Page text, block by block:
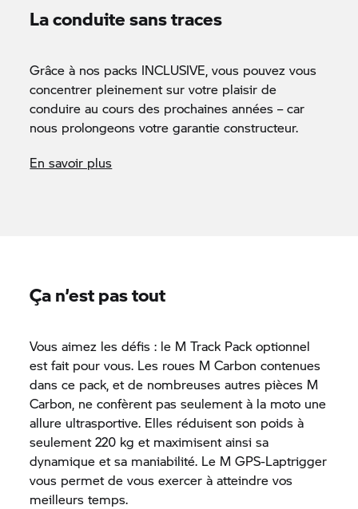
La conduite sans traces
Grâce à nos packs INCLUSIVE, vous pouvez vous
concentrer pleinement sur votre plaisir de
conduire au cours des prochaines années – car
nous prolongeons votre garantie constructeur.
En savoir plus
Ça n’est pas tout
Vous aimez les défis : le M Track Pack optionnel
est fait pour vous. Les roues M Carbon contenues
dans ce pack, et de nombreuses autres pièces M
Carbon, ne confèrent pas seulement à la moto une
allure ultrasportive. Elles réduisent son poids à
seulement 220 kg et maximisent ainsi sa
dynamique et sa maniabilité. Le M GPS-Laptrigger
vous permet de vous exercer à atteindre vos
meilleurs temps.